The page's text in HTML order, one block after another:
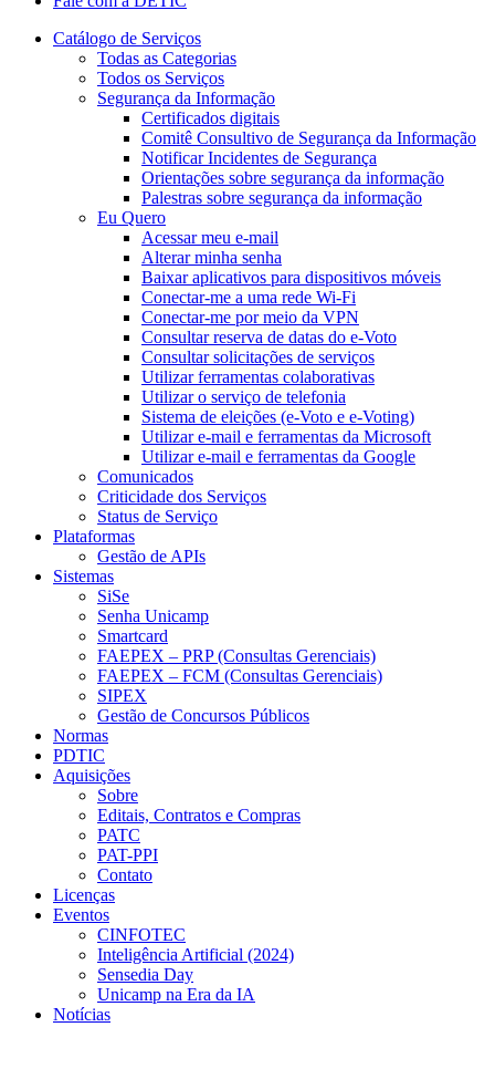
Catálogo de Serviços
Todas as Categorias
Todos os Serviços
Segurança da Informação
Certificados digitais
Comitê Consultivo de Segurança da Informação
Notificar Incidentes de Segurança
Orientações sobre segurança da informação
Palestras sobre segurança da informação
Eu Quero
Acessar meu e-mail
Alterar minha senha
Baixar aplicativos para dispositivos móveis
Conectar-me a uma rede Wi-Fi
Conectar-me por meio da VPN
Consultar reserva de datas do e-Voto
Consultar solicitações de serviços
Utilizar ferramentas colaborativas
Utilizar o serviço de telefonia
Sistema de eleições (e-Voto e e-Voting)
Utilizar e-mail e ferramentas da Microsoft
Utilizar e-mail e ferramentas da Google
Comunicados
Criticidade dos Serviços
Status de Serviço
Plataformas
Gestão de APIs
Sistemas
SiSe
Senha Unicamp
Smartcard
FAEPEX – PRP (Consultas Gerenciais)
FAEPEX – FCM (Consultas Gerenciais)
SIPEX
Gestão de Concursos Públicos
Normas
PDTIC
Aquisições
Sobre
Editais, Contratos e Compras
PATC
PAT-PPI
Contato
Licenças
Eventos
CINFOTEC
Inteligência Artificial (2024)
Sensedia Day
Unicamp na Era da IA
Notícias